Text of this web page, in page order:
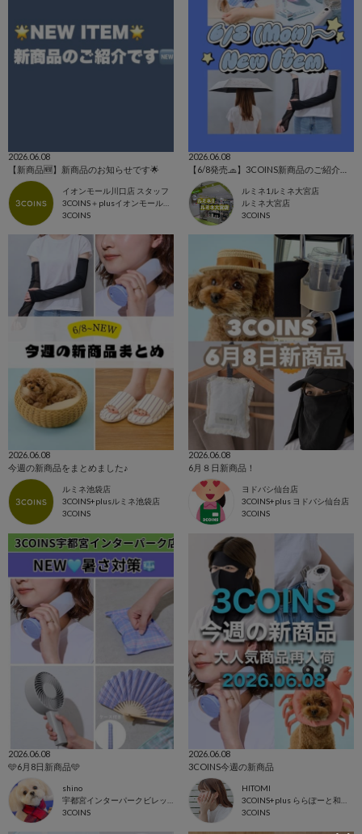
2026.06.08
【新商品🆕】新商品のお知らせです🌟
イオンモール川口店 スタッフ
3COINS＋plusイオンモール川口店
3COINS
2026.06.08
ルミネ1ルミネ大宮店
ルミネ大宮店
3COINS
2026.06.08
今週の新商品をまとめました♪
ルミネ池袋店
3COINS+plusルミネ池袋店
3COINS
2026.06.08
6月８日新商品！
ヨドバシ仙台店
3COINS+plus ヨドバシ仙台店
3COINS
2026.06.08
🩵6月8日新商品🩵
shino
3COINS
2026.06.08
3COINS今週の新商品
HITOMI
3COINS